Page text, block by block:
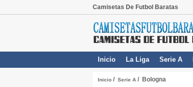
Camisetas De Futbol Baratas
Inicio La Liga Serie A
Inicio / Serie A / Bologna